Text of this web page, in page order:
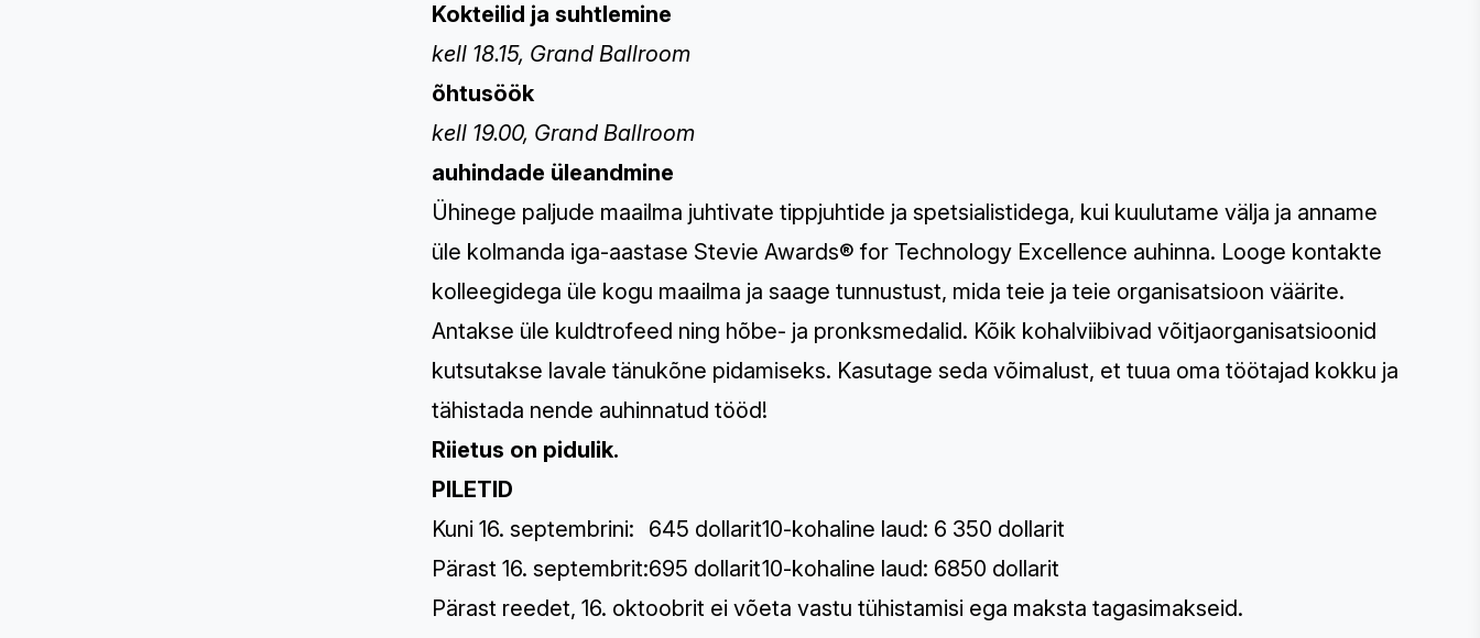
Kokteilid ja suhtlemine
kell 18.15, Grand Ballroom
õhtusöök
kell 19.00, Grand Ballroom
auhindade üleandmine
Ühinege paljude maailma juhtivate tippjuhtide ja spetsialistidega, kui kuulutame välja ja anname
üle kolmanda iga-aastase Stevie Awards® for Technology Excellence auhinna. Looge kontakte
kolleegidega üle kogu maailma ja saage tunnustust, mida teie ja teie organisatsioon väärite.
Antakse üle kuldtrofeed ning hõbe- ja pronksmedalid. Kõik kohalviibivad võitjaorganisatsioonid
kutsutakse lavale tänukõne pidamiseks. Kasutage seda võimalust, et tuua oma töötajad kokku ja
tähistada nende auhinnatud tööd!
Riietus on pidulik.
PILETID
Kuni 16. septembrini:
645 dollarit10-kohaline laud: 6 350 dollarit
Pärast 16. septembrit:695 dollarit10-kohaline laud: 6850 dollarit
Pärast reedet, 16. oktoobrit ei võeta vastu tühistamisi ega maksta tagasimakseid.